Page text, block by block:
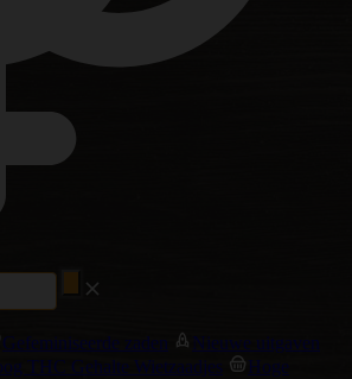
Gefeminiseerde zaden
Nieuwe uitgaven
THC Gehalte Wietzaadjes
Hoge